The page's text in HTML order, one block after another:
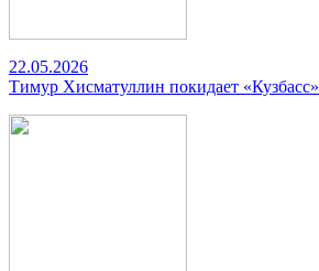
22.05.2026
Тимур Хисматуллин покидает «Кузбасс»